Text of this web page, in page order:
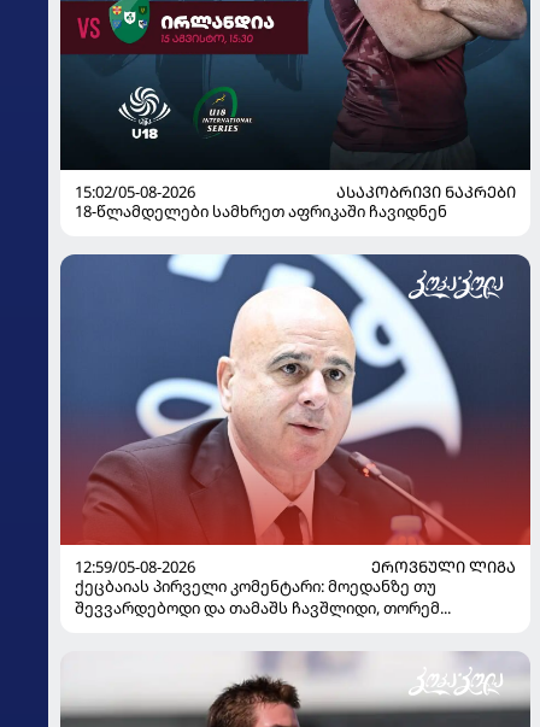
15:02/05-08-2026
ᲐᲡᲐᲙᲝᲑᲠᲘᲕᲘ ᲜᲐᲙᲠᲔᲑᲘ
18-წლამდელები სამხრეთ აფრიკაში ჩავიდნენ
12:59/05-08-2026
ᲔᲠᲝᲕᲜᲣᲚᲘ ᲚᲘᲒᲐ
ქეცბაიას პირველი კომენტარი: მოედანზე თუ
შევვარდებოდი და თამაშს ჩავშლიდი, თორემ...